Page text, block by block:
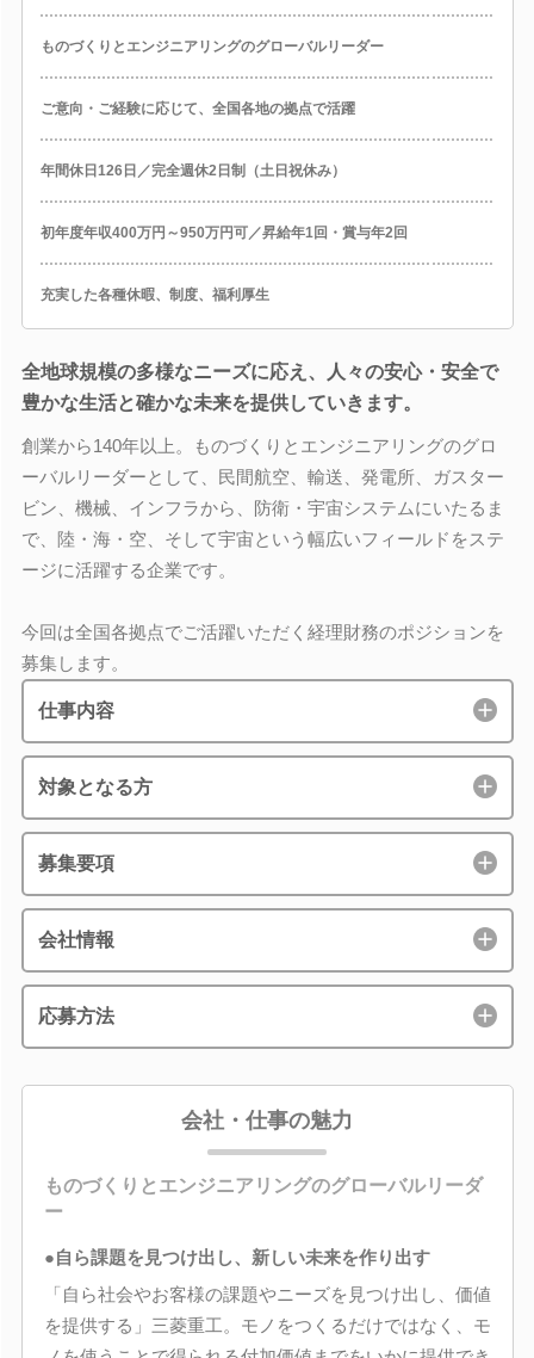
ものづくりとエンジニアリングのグローバルリーダー
ご意向・ご経験に応じて、全国各地の拠点で活躍
年間休日126日／完全週休2日制（土日祝休み）
初年度年収400万円～950万円可／昇給年1回・賞与年2回
充実した各種休暇、制度、福利厚生
全地球規模の多様なニーズに応え、人々の安心・安全で
豊かな生活と確かな未来を提供していきます。
創業から140年以上。ものづくりとエンジニアリングのグロ
ーバルリーダーとして、民間航空、輸送、発電所、ガスター
ビン、機械、インフラから、防衛・宇宙システムにいたるま
で、陸・海・空、そして宇宙という幅広いフィールドをステ
ージに活躍する企業です。
今回は全国各拠点でご活躍いただく経理財務のポジションを
募集します。
仕事内容
対象となる方
募集要項
会社情報
応募方法
会社・仕事の魅力
ものづくりとエンジニアリングのグローバルリーダ
ー
●自ら課題を見つけ出し、新しい未来を作り出す
「自ら社会やお客様の課題やニーズを見つけ出し、価値
を提供する」三菱重工。モノをつくるだけではなく、モ